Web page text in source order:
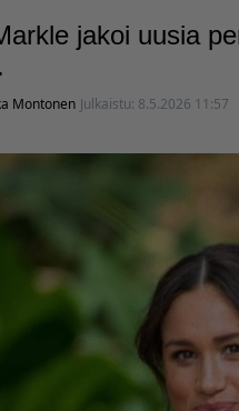
jakoi uusia
Montonen Julkaistu: 8.5.2026 11:57